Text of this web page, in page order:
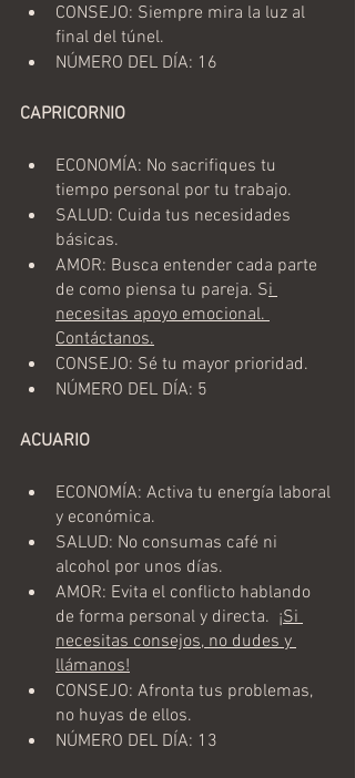
CONSEJO: Siempre mira la luz al
final del túnel.
NÚMERO DEL DÍA: 16
CAPRICORNIO
ECONOMÍA: No sacrifiques tu
tiempo personal por tu trabajo.
SALUD: Cuida tus necesidades
básicas.
AMOR: Busca entender cada parte
de como piensa tu pareja. Si
necesitas apoyo emocional.
Contáctanos.
CONSEJO: Sé tu mayor prioridad.
NÚMERO DEL DÍA: 5
ACUARIO
ECONOMÍA: Activa tu energía laboral
y económica.
SALUD: No consumas café ni
alcohol por unos días.
AMOR: Evita el conflicto hablando
de forma personal y directa. ¡Si
necesitas consejos, no dudes y
llámanos!
CONSEJO: Afronta tus problemas,
no huyas de ellos.
NÚMERO DEL DÍA: 13